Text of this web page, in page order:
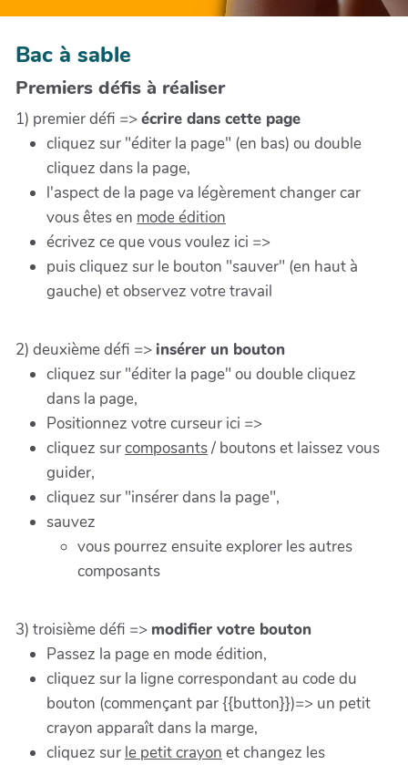
Bac à sable
Premiers défis à réaliser
1) premier défi => écrire dans cette page
cliquez sur "éditer la page" (en bas) ou double
cliquez dans la page,
l'aspect de la page va légèrement changer car
vous êtes en mode édition
écrivez ce que vous voulez ici =>
puis cliquez sur le bouton "sauver" (en haut à
gauche) et observez votre travail
2) deuxième défi => insérer un bouton
cliquez sur "éditer la page" ou double cliquez
dans la page,
Positionnez votre curseur ici =>
cliquez surcomposants/ boutons et laissez vous
guider,
cliquez sur "insérer dans la page",
sauvez
vous pourrez ensuite explorer les autres
composants
3) troisième défi => modifier votre bouton
Passez la page en mode édition,
cliquez sur la ligne correspondant au code du
bouton (commençant par {{button}})=> un petit
crayon apparaît dans la marge,
cliquez sur le petit crayon et changez les